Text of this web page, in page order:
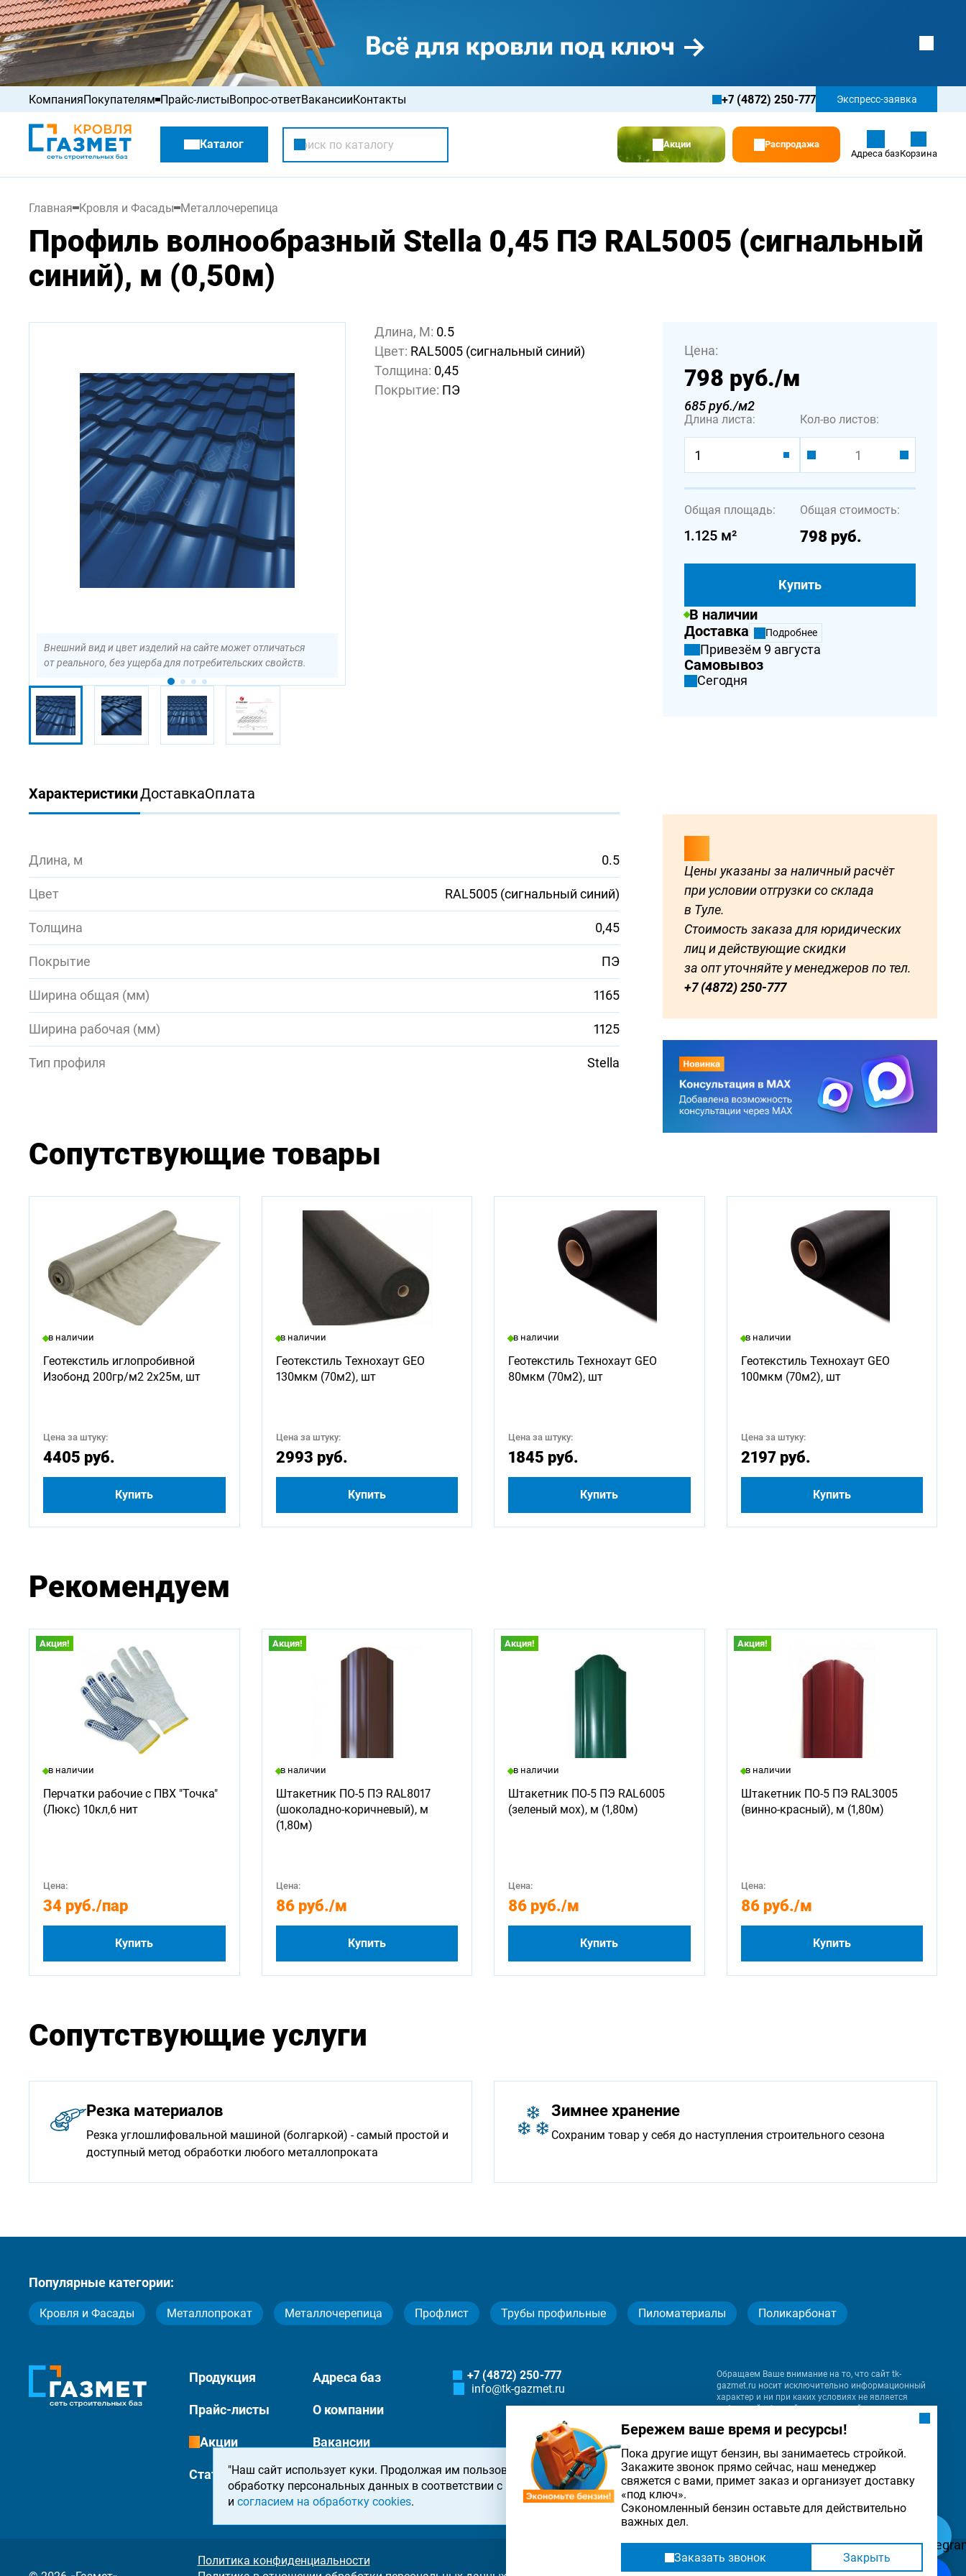
КомпанияПокупателям
Акции
Распродажа
Прайс-листыВопрос-ответВакансииКонтакты +7 (4872) 250-777 Экспресс-заявка
Каталог Акции
Распродажа
Адреса базКорзина
Главная Кровля и Фасады Металлочерепица
Профиль волнообразный Stella 0,45 ПЭ RAL5005 (сигнальный
синий), м (0,50м)
Внешний вид и цвет изделий на сайте может отличаться
от реального, без ущерба для потребительских свойств.
Длина, М: 0.5
Цвет: RAL5005 (сигнальный синий)
Толщина: 0,45
Покрытие: ПЭ
Цена:
798 руб./м
685 руб./м2
Длина листа:
1
Кол-во листов:
Общая площадь:
1.125 м²
Общая стоимость:
798 руб.
Купить
В наличии
Доставка
Подробнее
Привезём 9 августа
Самовывоз
Сегодня
ХарактеристикиДоставкаОплата
Длина, м 0.5
Цвет RAL5005 (сигнальный синий)
Толщина 0,45
Покрытие ПЭ
Ширина общая (мм) 1165
Ширина рабочая (мм) 1125
Тип профиля Stella
Цены указаны за наличный расчёт
при условии отгрузки со склада
в Туле.
Стоимость заказа для юридических
лиц и действующие скидки
за опт уточняйте у менеджеров по тел.
+7 (4872) 250-777
Доступны для заказа:
500 1750 2000
3000 3250 4000 4500 4750
Сопутствующие товары
в наличии
Геотекстиль иглопробивной
Изобонд 200гр/м2 2х25м, шт
Цена за штуку:
4405 руб.
Купить
в наличии
Геотекстиль Технохаут GEO
130мкм (70м2), шт
Цена за штуку:
2993 руб.
Купить
в наличии
Геотекстиль Технохаут GEO
80мкм (70м2), шт
Цена за штуку:
1845 руб.
Купить
в наличии
Геотекстиль Технохаут GEO
100мкм (70м2), шт
Цена за штуку:
2197 руб.
Купить
Рекомендуем
Акция!
в наличии
Перчатки рабочие с ПВХ "Точка"
(Люкс) 10кл,6 нит
Цена:
34 руб./пар
Купить
Акция!
в наличии
Штакетник ПО-5 ПЭ RAL8017
(шоколадно-коричневый), м
(1,80м)
Цена:
86 руб./м
Купить
Акция!
в наличии
Штакетник ПО-5 ПЭ RAL6005
(зеленый мох), м (1,80м)
Цена:
86 руб./м
Купить
Акция!
в наличии
Штакетник ПО-5 ПЭ RAL3005
(винно-красный), м (1,80м)
Цена:
86 руб./м
Купить
Сопутствующие услуги
Резка материалов
Резка углошлифовальной машиной (болгаркой) - самый простой и
доступный метод обработки любого металлопроката
Зимнее хранение
Сохраним товар у себя до наступления строительного сезона
Популярные категории:
Кровля и Фасады Металлопрокат Металлочерепица Профлист Трубы профильные Пиломатериалы Поликарбонат
Продукция Адреса баз
Прайс-листы О компании
Акции Вакансии
Статьи Контакты
+7 (4872) 250-777
info@tk-gazmet.ru
Обращаем Ваше внимание на то, что сайт tk-
gazmet.ru носит исключительно информационный
характер и ни при каких условиях не является
публичной офертой, определяемой положениями
Федерации.
Политика конфиденциальности
"Наш сайт использует куки. Продолжая им пользоваться, вы соглашаетесь на
обработку персональных данных в соответствии с
политикой конфиденциальности
и согласием на обработку cookies.
ОК
Бережем ваше время и ресурсы!
Пока другие ищут бензин, вы занимаетесь стройкой.
Закажите звонок прямо сейчас, наш менеджер
свяжется с вами, примет заказ и организует доставку
«под ключ».
Сэкономленный бензин оставьте для действительно
важных дел.
Заказать звонок Закрыть